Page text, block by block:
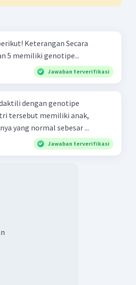
Secara
5 memiliki genotipe...
Jawaban terverifikasi
dengan genotipe
tersebut memiliki anak,
yang normal sebesar ...
Jawaban terverifikasi